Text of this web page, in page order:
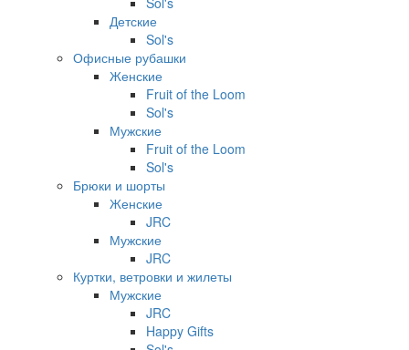
Детские
Sol's
Офисные рубашки
Женские
Fruit of the Loom
Sol's
Мужские
Fruit of the Loom
Sol's
Брюки и шорты
Женские
JRC
Мужские
JRC
Куртки, ветровки и жилеты
Мужские
JRC
Happy Gifts